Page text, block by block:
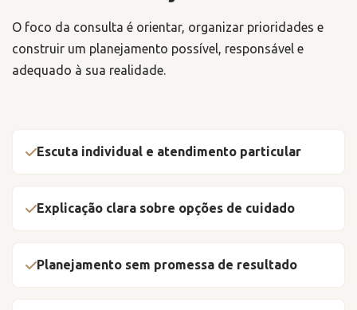
O foco da consulta é orientar, organizar prioridades e
construir um planejamento possível, responsável e
adequado à sua realidade.
Escuta individual e atendimento particular
Explicação clara sobre opções de cuidado
Planejamento sem promessa de resultado